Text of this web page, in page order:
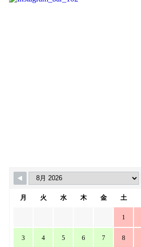
月 火 水 木 金 土
1
3 4 5 6 7 8